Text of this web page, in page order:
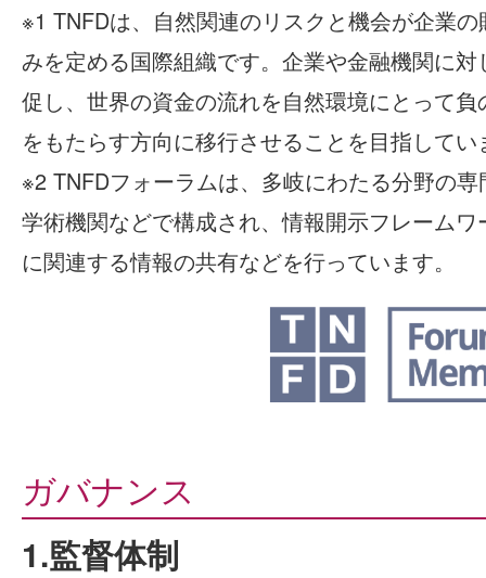
※1 TNFDは、自然関連のリスクと機会が企業
みを定める国際組織です。企業や金融機関に
促し、世界の資金の流れを自然環境にとって
をもたらす方向に移行させることを目指してい
※2 TNFDフォーラムは、多岐にわたる分野の
学術機関などで構成され、情報開示フレーム
に関連する情報の共有などを行っています。
ガバナンス
1.監督体制